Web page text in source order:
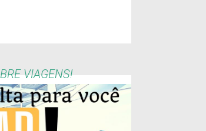
VIAGENS!